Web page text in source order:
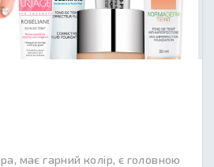
має гарний колір, є головною